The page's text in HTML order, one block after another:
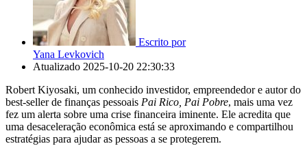
Escrito por
Yana Levkovich
Atualizado 2025-10-20 22:30:33
Robert Kiyosaki, um conhecido investidor, empreendedor e autor do
best-seller de finanças pessoais Pai Rico, Pai Pobre, mais uma vez
fez um alerta sobre uma crise financeira iminente. Ele acredita que
uma desaceleração econômica está se aproximando e compartilhou
estratégias para ajudar as pessoas a se protegerem.